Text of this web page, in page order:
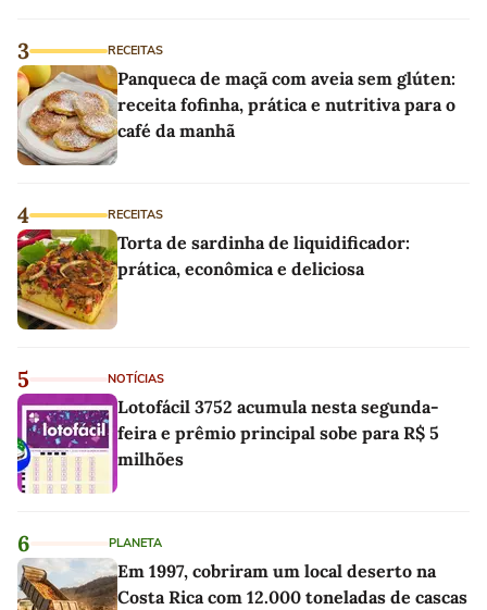
3 RECEITAS
Panqueca de maçã com aveia sem glúten:
receita fofinha, prática e nutritiva para o
café da manhã
4 RECEITAS
Torta de sardinha de liquidificador:
prática, econômica e deliciosa
5 NOTÍCIAS
Lotofácil 3752 acumula nesta segunda-
feira e prêmio principal sobe para R$ 5
milhões
6 PLANETA
Em 1997, cobriram um local deserto na
Costa Rica com 12.000 toneladas de cascas